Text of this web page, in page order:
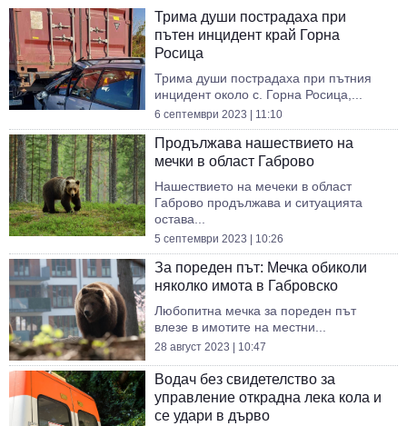
Трима души пострадаха при
пътен инцидент край Горна
Росица
Трима души пострадаха при пътния
инцидент около с. Горна Росица,...
6 септември 2023 | 11:10
Продължава нашествието на
мечки в област Габрово
Нашествието на мечеки в област
Габрово продължава и ситуацията
остава...
5 септември 2023 | 10:26
За пореден път: Мечка обиколи
няколко имота в Габровско
Любопитна мечка за пореден път
влезе в имотите на местни...
28 август 2023 | 10:47
Водач без свидетелство за
управление открадна лека кола и
се удари в дърво